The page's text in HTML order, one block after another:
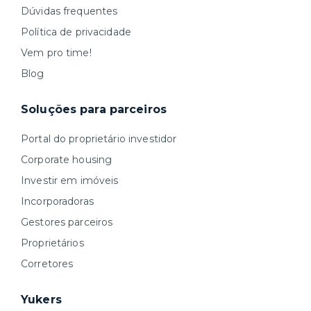
Dúvidas frequentes
Política de privacidade
Vem pro time!
Blog
Soluções para parceiros
Portal do proprietário investidor
Corporate housing
Investir em imóveis
Incorporadoras
Gestores parceiros
Proprietários
Corretores
Yukers